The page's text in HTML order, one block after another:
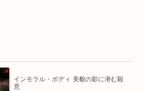
インモラル・ボディ 美貌の影に潜む殺
意